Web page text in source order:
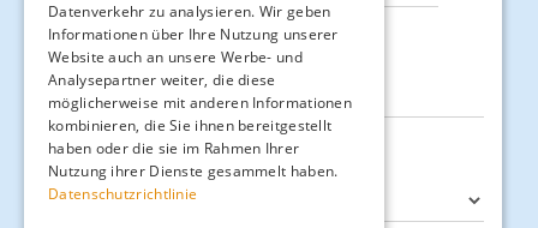
FILTER:
Datenverkehr zu analysieren. Wir geben
Informationen über Ihre Nutzung unserer
Website auch an unsere Werbe- und
Analysepartner weiter, die diese
möglicherweise mit anderen Informationen
kombinieren, die Sie ihnen bereitgestellt
haben oder die sie im Rahmen Ihrer
Nutzung ihrer Dienste gesammelt haben.
Datenschutzrichtlinie